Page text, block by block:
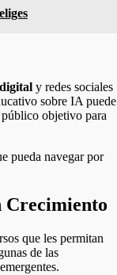
y redes sociales
sobre IA puede
objetivo para
pueda navegar por
Crecimiento
que les permitan
de las